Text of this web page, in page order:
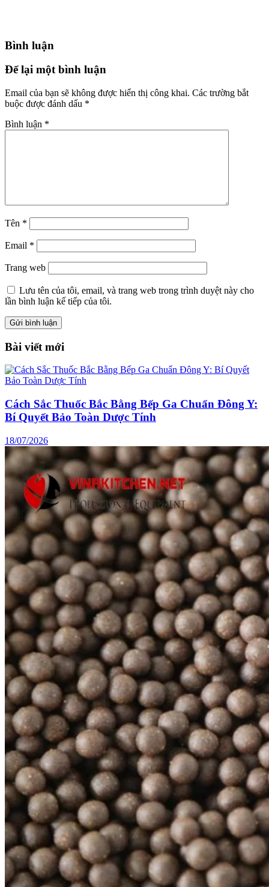
Bình luận
Để lại một bình luận
Email của bạn sẽ không được hiển thị công khai. Các trường bắt
buộc được đánh dấu *
Bình luận *
Tên *
Email *
Trang web
Lưu tên của tôi, email, và trang web trong trình duyệt này cho
lần bình luận kế tiếp của tôi.
Bài viết mới
Cách Sắc Thuốc Bắc Bằng Bếp Ga Chuẩn Đông Y:
Bí Quyết Bảo Toàn Dược Tính
18/07/2026